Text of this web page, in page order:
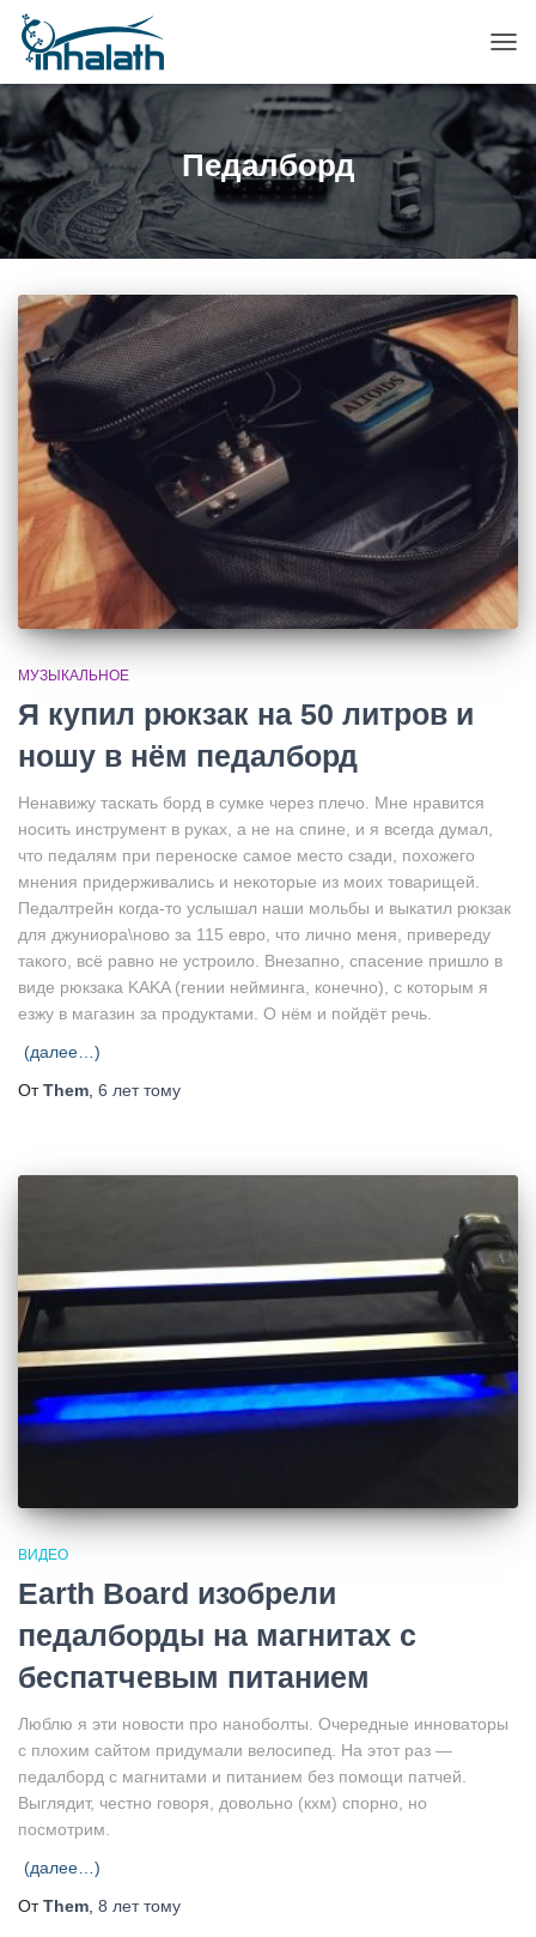
Педалборд
МУЗЫКАЛЬНОЕ
Я купил рюкзак на 50 литров и
ношу в нём педалборд
Ненавижу таскать борд в сумке через плечо. Мне нравится
носить инструмент в руках, а не на спине, и я всегда думал,
что педалям при переноске самое место сзади, похожего
мнения придерживались и некоторые из моих товарищей.
Педалтрейн когда-то услышал наши мольбы и выкатил рюкзак
для джуниора\ново за 115 евро, что лично меня, привереду
такого, всё равно не устроило. Внезапно, спасение пришло в
виде рюкзака KAKA (гении нейминга, конечно), с которым я
езжу в магазин за продуктами. О нём и пойдёт речь.
(далее…)
ОтThem 6 леттому
ВИДЕО
Earth Board изобрели
педалборды на магнитах с
беспатчевым питанием
Люблю я эти новости про наноболты. Очередные инноваторы
с плохим сайтом придумали велосипед. На этот раз —
педалборд с магнитами и питанием без помощи патчей.
Выглядит, честно говоря, довольно (кхм) спорно, но
посмотрим.
(далее…)
ОтThem, 8 леттому